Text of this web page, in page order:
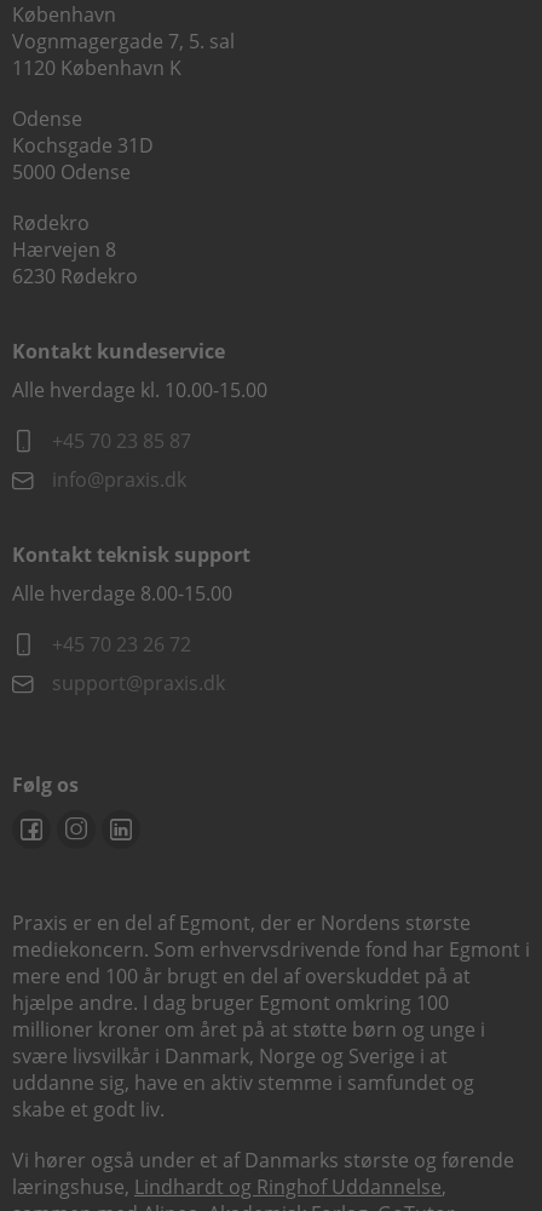
København
Vognmagergade 7, 5. sal
1120 København K
Odense
Kochsgade 31D
5000 Odense
Rødekro
Hærvejen 8
6230 Rødekro
Kontakt kundeservice
Alle hverdage kl. 10.00-15.00
+45 70 23 85 87
info@praxis.dk
Kontakt teknisk support
Alle hverdage 8.00-15.00
+45 70 23 26 72
support@praxis.dk
Følg os
Praxis er en del af Egmont, der er Nordens største
mediekoncern. Som erhvervsdrivende fond har Egmont i
mere end 100 år brugt en del af overskuddet på at
hjælpe andre. I dag bruger Egmont omkring 100
millioner kroner om året på at støtte børn og unge i
svære livsvilkår i Danmark, Norge og Sverige i at
uddanne sig, have en aktiv stemme i samfundet og
skabe et godt liv.
Vi hører også under et af Danmarks største og førende
læringshuse, Lindhardt og Ringhof Uddannelse,